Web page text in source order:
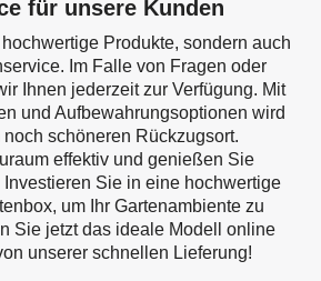
für unsere Kunden
Produkte, sondern auch
Im Falle von Fragen oder
Ihnen jederzeit zur Verfügung. Mit
und Aufbewahrungsoptionen wird
noch schöneren Rückzugsort.
effektiv und genießen Sie
Sie in eine hochwertige
um Ihr Gartenambiente zu
Sie jetzt das ideale Modell online
unserer schnellen Lieferung!